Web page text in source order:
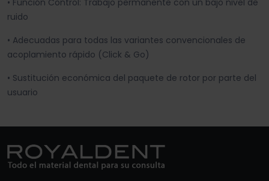
• Función Control: Trabajo permanente con un bajo nivel de
ruido
• Adecuadas para todas las variantes convencionales de
acoplamiento rápido (Click & Go)
• Sustitución económica del paquete de rotor por parte del
usuario